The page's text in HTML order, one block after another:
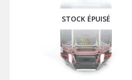
STOCK ÉPUISÉ